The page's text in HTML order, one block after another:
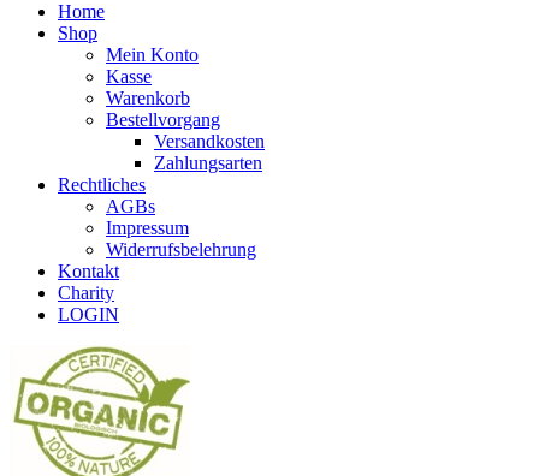
Home
Shop
Mein Konto
Kasse
Warenkorb
Bestellvorgang
Versandkosten
Zahlungsarten
Rechtliches
AGBs
Impressum
Widerrufsbelehrung
Kontakt
Charity
LOGIN